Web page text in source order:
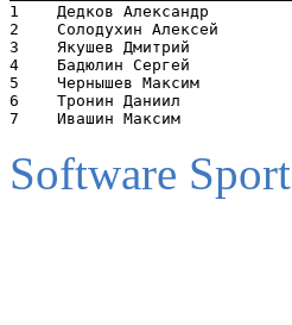
1    Дедков Александр
2    Солодухин Алексей
3    Якушев Дмитрий
4    Бадюлин Сергей
5    Чернышев Максим
6    Тронин Даниил
Software